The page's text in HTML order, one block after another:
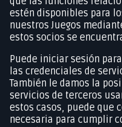
estén disponibles para
nuestros Juegos
estos socios se
Puede iniciar sesión
las credenciales de
También le damos la
servicios de terceros
estos casos, puede que
necesaria para cumplir